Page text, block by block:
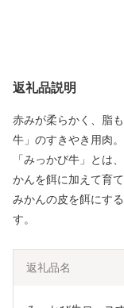
返礼品説明
赤みが柔らかく、脂
牛」のすきやき用肉。
「みっかび牛」とは
かんを餌に加えて育
みかんの皮を餌にす
す。
返礼品名